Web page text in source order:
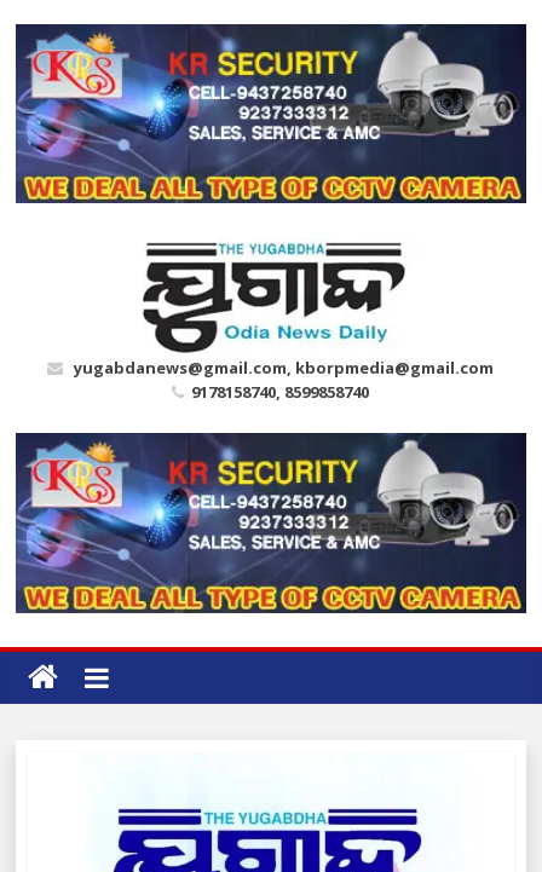
content
yugabdanews@gmail.com, kborpmedia@gmail.com
9178158740, 8599858740